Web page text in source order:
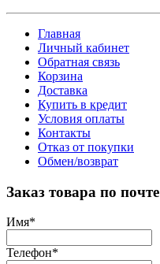
Главная
Личный кабинет
Обратная связь
Корзина
Доставка
Купить в кредит
Условия оплаты
Контакты
Отказ от покупки
Обмен/возврат
Заказ товара по почте
Имя*
Телефон*